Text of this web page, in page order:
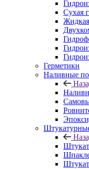
Сухая
Герметики
Наливные